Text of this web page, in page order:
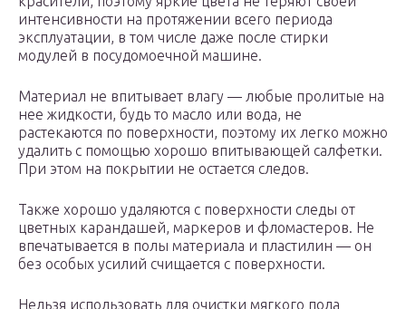
интенсивности на протяжении всего периода
эксплуатации, в том числе даже после стирки
модулей в посудомоечной машине.
Материал не впитывает влагу — любые пролитые на
нее жидкости, будь то масло или вода, не
растекаются по поверхности, поэтому их легко можно
удалить с помощью хорошо впитывающей салфетки.
При этом на покрытии не остается следов.
Также хорошо удаляются с поверхности следы от
цветных карандашей, маркеров и фломастеров. Не
впечатывается в полы материала и пластилин — он
без особых усилий счищается с поверхности.
Нельзя использовать для очистки мягкого пола